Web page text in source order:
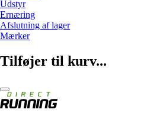
Udstyr
Ernæring
Afslutning af lager
Mærker
Tilføjer til kurv...